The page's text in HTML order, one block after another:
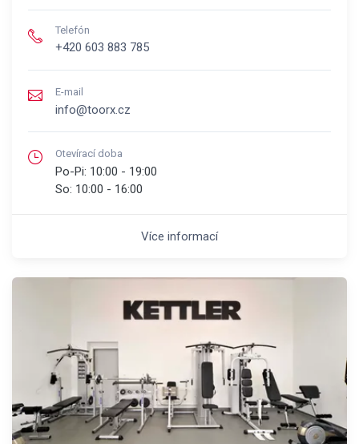
Telefón
+420 603 883 785
E-mail
info@toorx.cz
Otevírací doba
Po-Pi: 10:00 - 19:00
So: 10:00 - 16:00
Více informací